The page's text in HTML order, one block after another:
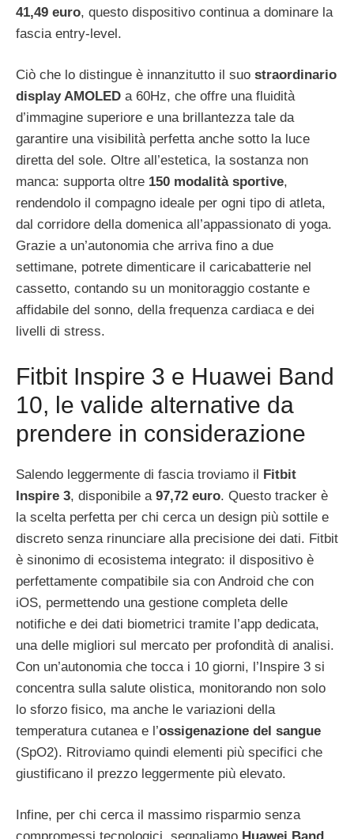
41,49 euro, questo dispositivo continua a dominare la
fascia entry-level.
Ciò che lo distingue è innanzitutto il suo straordinario
display AMOLED a 60Hz, che offre una fluidità
d’immagine superiore e una brillantezza tale da
garantire una visibilità perfetta anche sotto la luce
diretta del sole. Oltre all’estetica, la sostanza non
manca: supporta oltre 150 modalità sportive,
rendendolo il compagno ideale per ogni tipo di atleta,
dal corridore della domenica all’appassionato di yoga.
Grazie a un’autonomia che arriva fino a due
settimane, potrete dimenticare il caricabatterie nel
cassetto, contando su un monitoraggio costante e
affidabile del sonno, della frequenza cardiaca e dei
livelli di stress.
Fitbit Inspire 3 e Huawei Band
10, le valide alternative da
prendere in considerazione
Salendo leggermente di fascia troviamo il Fitbit
Inspire 3, disponibile a 97,72 euro. Questo tracker è
la scelta perfetta per chi cerca un design più sottile e
discreto senza rinunciare alla precisione dei dati. Fitbit
è sinonimo di ecosistema integrato: il dispositivo è
perfettamente compatibile sia con Android che con
iOS, permettendo una gestione completa delle
notifiche e dei dati biometrici tramite l’app dedicata,
una delle migliori sul mercato per profondità di analisi.
Con un’autonomia che tocca i 10 giorni, l’Inspire 3 si
concentra sulla salute olistica, monitorando non solo
lo sforzo fisico, ma anche le variazioni della
temperatura cutanea e l’ossigenazione del sangue
(SpO2). Ritroviamo quindi elementi più specifici che
giustificano il prezzo leggermente più elevato.
Infine, per chi cerca il massimo risparmio senza